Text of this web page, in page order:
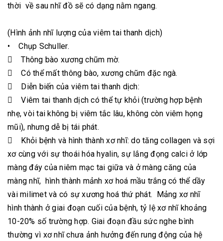
thời về sau nhĩ đồ sẽ có dạng nằm ngang.
(Hình ảnh nhĩ lượng của viêm tai thanh dịch)
• Chụp Schuller.
 Thông bào xương chũm mờ.
 Có thể mất thông bào, xương chũm đặc ngà.
 Diễn biến của viêm tai thanh dịch:
 Viêm tai thanh dịch có thể tự khỏi (trường hợp bệnh
nhẹ, vòi tai không bị viêm tắc lâu, không còn viêm họng
mũi), nhưng dễ bị tái phát.
 Khỏi bệnh và hình thành xơ nhĩ: do tăng collagen và sợi
xơ cùng với sự thoái hóa hyalin, sự lắng đọng calci ở lớp
màng đáy của niêm mạc tai giữa và ở màng căng của
màng nhĩ, hình thành mảnh xơ hoá mầu trắng có thể dầy
vài milimet và có sự xương hoá thứ phát. Mảng xơ nhĩ
hình thành ở giai đoạn cuối của bệnh, tỷ lệ xơ nhĩ khoảng
10-20% số trường hợp. Giai đoạn đầu sức nghe bình
thường vì xơ nhĩ chưa ảnh hưởng đến rung động của hệ